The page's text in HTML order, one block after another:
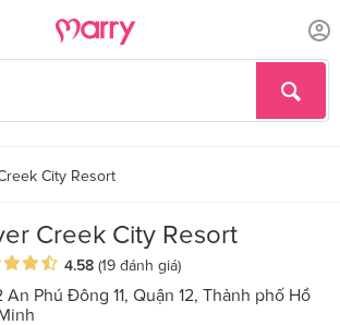
City Resort
Creek City Resort
4.58 (19 đánh giá)
An Phú Đông 11, Quận 12, Thành phố Hồ